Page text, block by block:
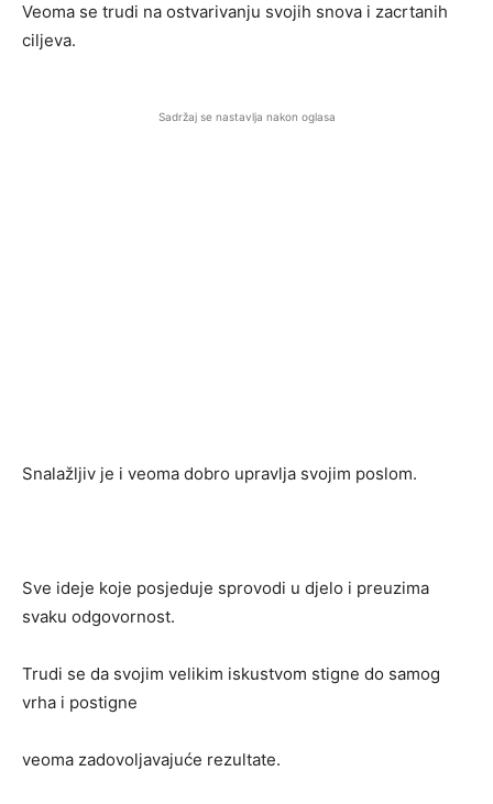
Veoma se trudi na ostvarivanju svojih snova i zacrtanih
ciljeva.
Sadržaj se nastavlja nakon oglasa
Snalažljiv je i veoma dobro upravlja svojim poslom.
Sve ideje koje posjeduje sprovodi u djelo i preuzima
svaku odgovornost.
Trudi se da svojim velikim iskustvom stigne do samog
vrha i postigne
veoma zadovoljavajuće rezultate.